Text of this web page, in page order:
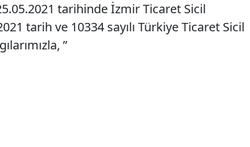
tarihinde İzmir Ticaret Sicil
tarih ve 10334 sayılı Türkiye Ticaret Sicil
”